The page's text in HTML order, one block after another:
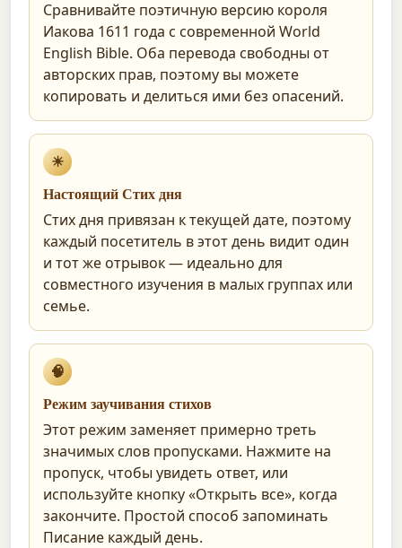
Сравнивайте поэтичную версию короля
Иакова 1611 года с современной World
English Bible. Оба перевода свободны от
авторских прав, поэтому вы можете
копировать и делиться ими без опасений.
☀
Настоящий Стих дня
Стих дня привязан к текущей дате, поэтому
каждый посетитель в этот день видит один
и тот же отрывок — идеально для
совместного изучения в малых группах или
семье.
🧠
Режим заучивания стихов
Этот режим заменяет примерно треть
значимых слов пропусками. Нажмите на
пропуск, чтобы увидеть ответ, или
используйте кнопку «Открыть все», когда
закончите. Простой способ запоминать
Писание каждый день.